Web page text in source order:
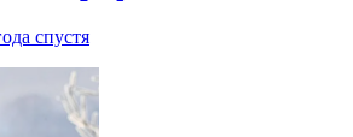
спустя